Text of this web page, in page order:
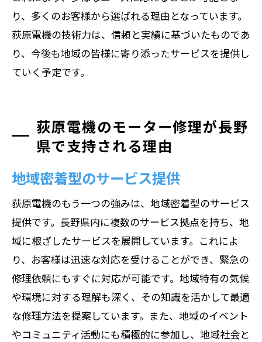
り、多くのお客様から選ばれる理由となっています。
荻原電機の技術力は、信頼と実績に基づいたものであ
り、今後も地域の皆様に寄り添ったサービスを提供し
ていく予定です。
荻原電機のモーター修理が長野
県で支持される理由
地域密着型のサービス提供
荻原電機のもう一つの強みは、地域密着型のサービス
提供です。長野県内に複数のサービス拠点を持ち、地
域に根ざしたサービスを展開しています。これによ
り、お客様は迅速な対応を受けることができ、緊急の
修理依頼にもすぐに対応が可能です。地域特有の気候
や環境に対する理解も深く、その知識を活かして最適
な修理方法を提案しています。また、地域のイベント
やコミュニティ活動にも積極的に参加し、地域社会と